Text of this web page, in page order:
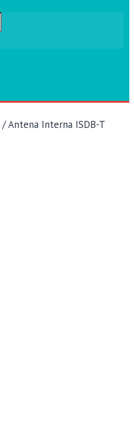
/Antena Interna ISDB-T